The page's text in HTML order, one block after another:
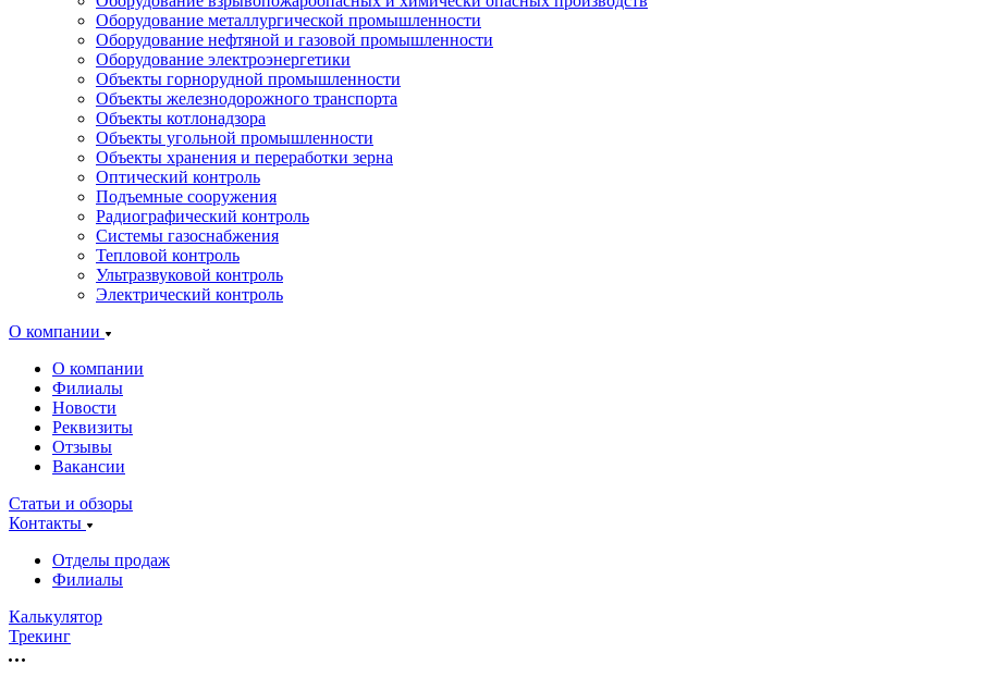
Оборудование металлургической промышленности
Оборудование нефтяной и газовой промышленности
Оборудование электроэнергетики
Объекты горнорудной промышленности
Объекты железнодорожного транспорта
Объекты котлонадзора
Объекты угольной промышленности
Объекты хранения и переработки зерна
Оптический контроль
Подъемные сооружения
Радиографический контроль
Системы газоснабжения
Тепловой контроль
Ультразвуковой контроль
Электрический контроль
О компании
О компании
Филиалы
Новости
Реквизиты
Отзывы
Вакансии
Статьи и обзоры
Контакты
Отделы продаж
Филиалы
Калькулятор
Трекинг